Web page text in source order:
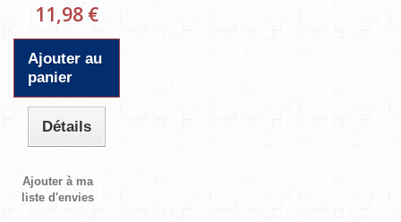
11,98 €
Ajouter au
panier
Détails
Ajouter à ma
liste d'envies